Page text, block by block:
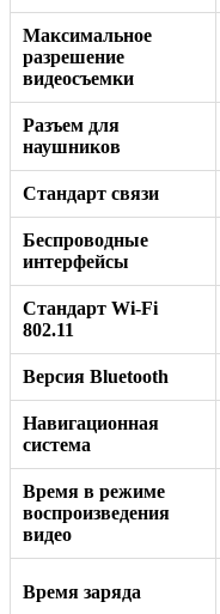
Максимальное
разрешение
видеосъемки
Разъем для
наушников
Стандарт связи
Беспроводные
интерфейсы
Стандарт Wi-Fi
802.11
Версия Bluetooth
Навигационная
система
Время в режиме
воспроизведения
видео
Время заряда